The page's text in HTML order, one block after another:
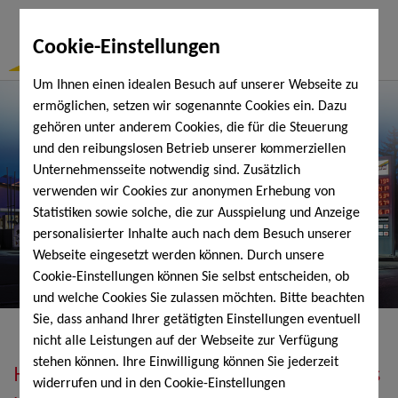
Cookie-Einstellungen
Um Ihnen einen idealen Besuch auf unserer Webseite zu
ermöglichen, setzen wir sogenannte Cookies ein. Dazu
gehören unter anderem Cookies, die für die Steuerung
und den reibungslosen Betrieb unserer kommerziellen
Unternehmensseite notwendig sind. Zusätzlich
verwenden wir Cookies zur anonymen Erhebung von
Statistiken sowie solche, die zur Ausspielung und Anzeige
personalisierter Inhalte auch nach dem Besuch unserer
Webseite eingesetzt werden können. Durch unsere
Cookie-Einstellungen können Sie selbst entscheiden, ob
und welche Cookies Sie zulassen möchten. Bitte beachten
Sie, dass anhand Ihrer getätigten Einstellungen eventuell
nicht alle Leistungen auf der Webseite zur Verfügung
stehen können. Ihre Einwilligung können Sie jederzeit
widerrufen und in den Cookie-Einstellungen
Heizöl, Diesel, Schmierstoffe, Holzpellets